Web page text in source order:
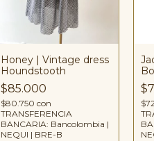
Honey | Vintage dress
Houndstooth
$85.000
$80.750con
TRANSFERENCIA
BANCARIA: Bancolombia |
NEQUI | BRE-B